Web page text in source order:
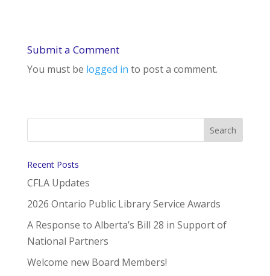
Submit a Comment
You must be logged in to post a comment.
Recent Posts
CFLA Updates
2026 Ontario Public Library Service Awards
A Response to Alberta’s Bill 28 in Support of
National Partners
Welcome new Board Members!